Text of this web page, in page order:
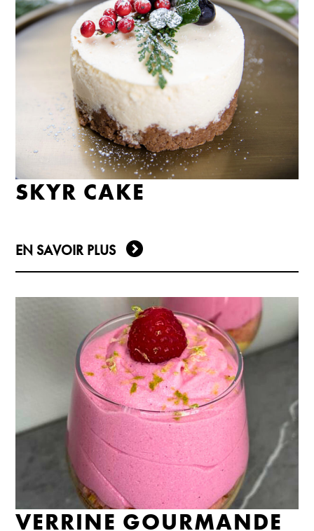
SKYR CAKE
EN SAVOIR PLUS
VERRINE GOURMANDE